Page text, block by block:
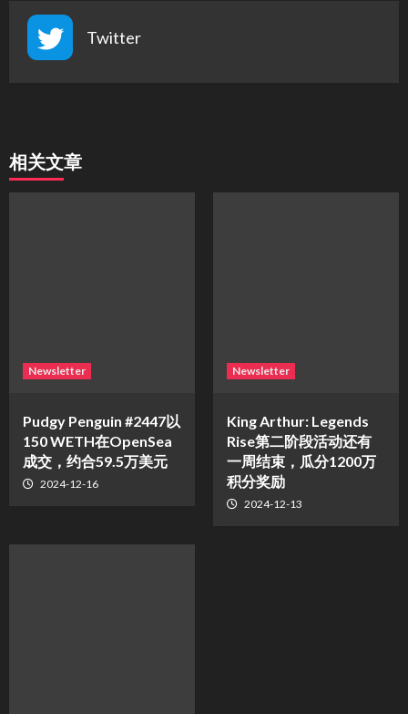
Twitter
相关文章
Newsletter
Pudgy Penguin #2447以
150 WETH在OpenSea
成交，约合59.5万美元
2024-12-16
Newsletter
King Arthur: Legends
Rise第二阶段活动还有
一周结束，瓜分1200万
积分奖励
2024-12-13